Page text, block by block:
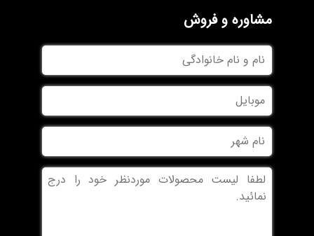
مشاوره و فروش
نام
و
نام
خانوادگی
موبایل
نام
شهر
بدون
عنوان